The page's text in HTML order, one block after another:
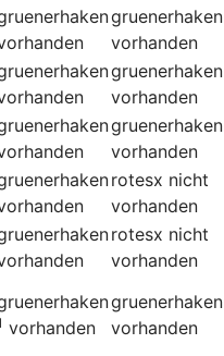
gruenerhaken
vorhanden
gruenerhaken
vorhanden
gruenerhaken
vorhanden
rotesx nicht
vorhanden
rotesx nicht
vorhanden
vorhanden
gruenerhaken
vorhanden